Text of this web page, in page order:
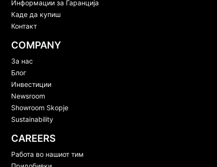
Информации за Гаранција
Каде да купиш
Контакт
COMPANY
За нас
Блог
Инвестиции
Newsroom
Showroom Skopje
Sustainability
CAREERS
Работа во нашиот тим